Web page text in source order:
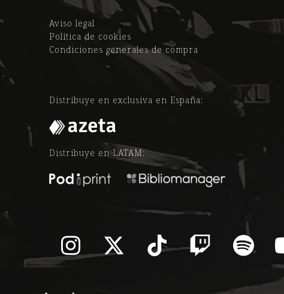
Aviso legal
Política de cookies
Condiciones generales de compra
Distribuye en exclusiva en España:
Distribuye en LATAM:
Instagram
TwitterTiktokTwitch